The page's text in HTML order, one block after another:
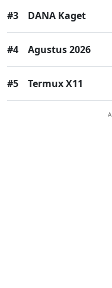
#3 DANA Kaget
#4 Agustus 2026
#5 Termux X11